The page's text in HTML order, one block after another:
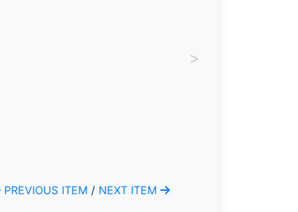
>
PREVIOUS ITEM / NEXT ITEM